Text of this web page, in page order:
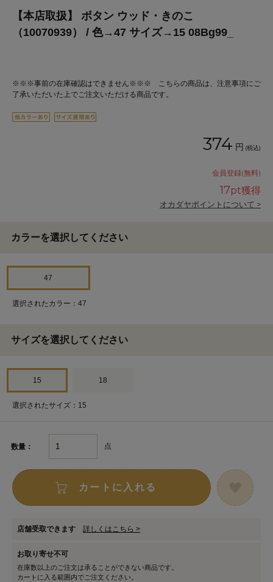
【本店取扱】 ボタン ウッド・きのこ
（10070939） / 色→47 サイズ→15 08Bg99_
※※※事前の在庫確認はできません※※※ こちらの商品は、注意事項にご
了承いただいた上でご注文いただける商品です。
374 円 (税込)
会員登録(無料)
17pt獲得
オカダヤポイントについて >
カラーを選択してください
47
選択されたカラー：47
サイズを選択してください
15 18
選択されたサイズ：15
数量： 点
カートに入れる
店舗受取できます 詳しくはこちら >
お取り寄せ不可
在庫数以上のご注文は承ることができない商品です。
カートに入る範囲内でご注文ください。